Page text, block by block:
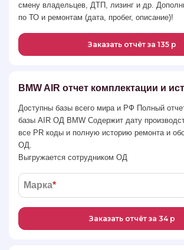
смену владельцев, ДТП, лизинг и др.
по ТО и ремонтам (дата, пробег, описание)!
Заказать отчёт за 135 р
BMW AIR отчет комплектации и
Доступны базы всего мира и РФ Полный
базы AIR ОД BMW Содержит дату
все PR коды и полную историю ремонта и
ОД.
Выгружается сотрудником ОД
Марка*
Заказать отчёт за 34 р